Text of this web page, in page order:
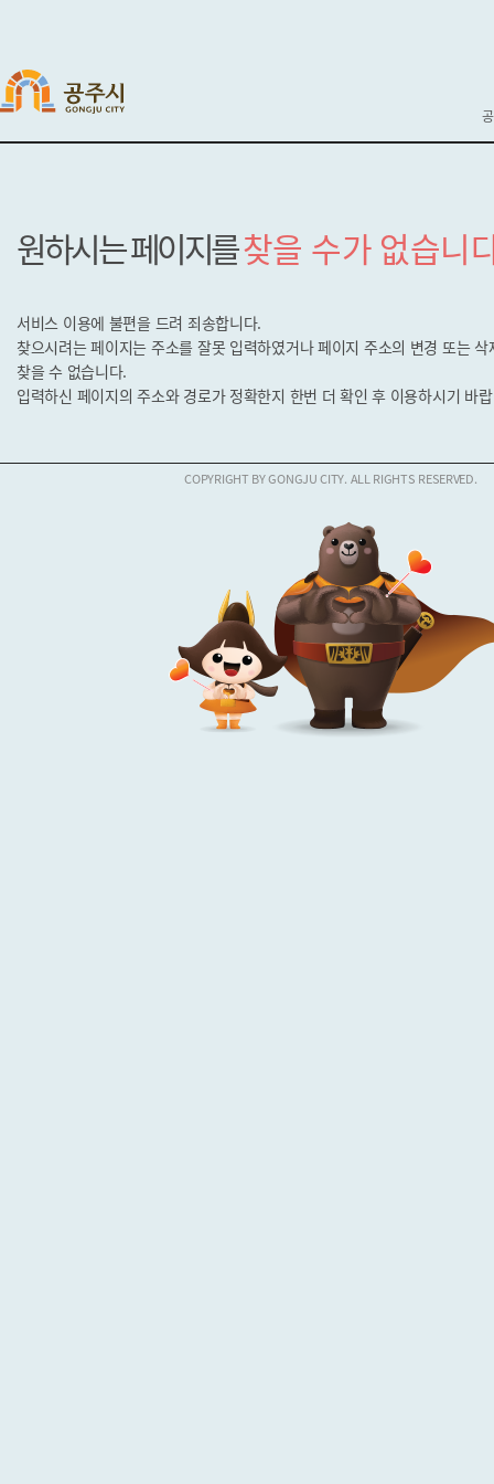
원하시는 페이지를찾을 수가 없습니
서비스 이용에 불편을 드려 죄송합니다.
찾으시려는 페이지는 주소를 잘못 입력하였거나 페이지 주소의 변경 또는
찾을 수 없습니다.
입력하신 페이지의 주소와 경로가 정확한지 한번 더 확인 후 이용하시기 바
COPYRIGHT BY GONGJU CITY. ALL RIGHTS RESERVED.